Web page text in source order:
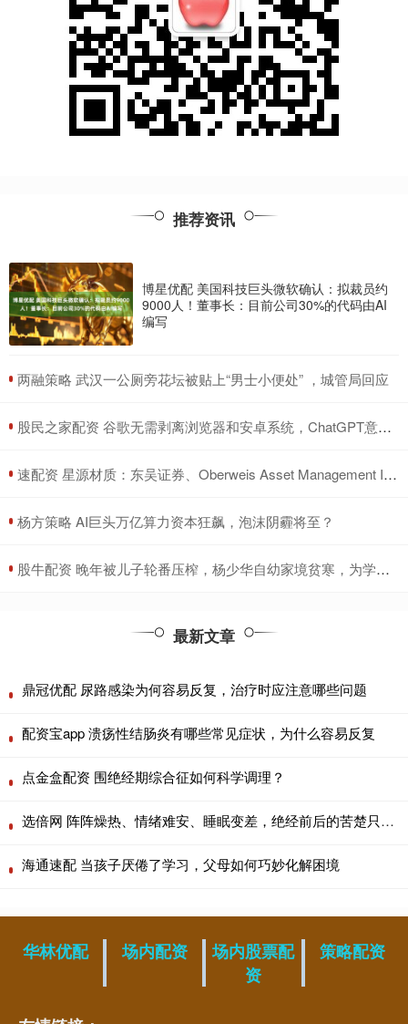
推荐资讯
博星优配 美国科技巨头微软确认：拟裁员约
9000人！董事长：目前公司30%的代码由AI
编写
​两融策略 武汉一公厕旁花坛被贴上“男士小便处” ，城管局回应
​股民之家配资 谷歌无需剥离浏览器和安卓系统，ChatGPT意外成反垄断“护身符”？
​速配资 星源材质：东吴证券、Oberweis Asset Management Inc.等多家机构于9月11日调研我司
​杨方策略 AI巨头万亿算力资本狂飙，泡沫阴霾将至？
​股牛配资 晚年被儿子轮番压榨，杨少华自幼家境贫寒，为学艺给侯家当佣人_赵本山_生活_相声
最新文章
鼎冠优配 尿路感染为何容易反复，治疗时应注意哪些问题
配资宝app 溃疡性结肠炎有哪些常见症状，为什么容易反复
点金盒配资 围绝经期综合征如何科学调理？
选倍网 阵阵燥热、情绪难安、睡眠变差，绝经前后的苦楚只有女性明白
海通速配 当孩子厌倦了学习，父母如何巧妙化解困境
华林优配 场内配资
场内股票配
资
策略配资